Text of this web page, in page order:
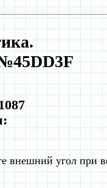
внешний угол при